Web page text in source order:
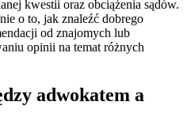
kwestii oraz obciążenia sądów.
o to, jak znaleźć dobrego
od znajomych lub
opinii na temat różnych
adwokatem a